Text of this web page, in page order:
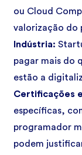
ou Cloud
valorização do
Indústria:
pagar mais do
estão a
Certificações
específicas,
programador
podem